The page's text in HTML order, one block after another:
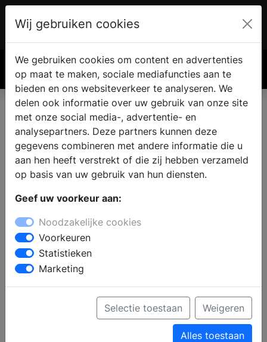
€ 0.00
Wij gebruiken cookies
We gebruiken cookies om content en advertenties
op maat te maken, sociale mediafuncties aan te
bieden en ons websiteverkeer te analyseren. We
delen ook informatie over uw gebruik van onze site
met onze social media-, advertentie- en
analysepartners. Deze partners kunnen deze
gegevens combineren met andere informatie die u
aan hen heeft verstrekt of die zij hebben verzameld
op basis van uw gebruik van hun diensten.
Geef uw voorkeur aan:
Noodzakelijke cookies
Voorkeuren
Statistieken
Marketing
Selectie toestaan Weigeren
Alles toestaan